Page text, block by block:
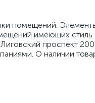
помещений.
имеющих стиль
проспект
О наличии